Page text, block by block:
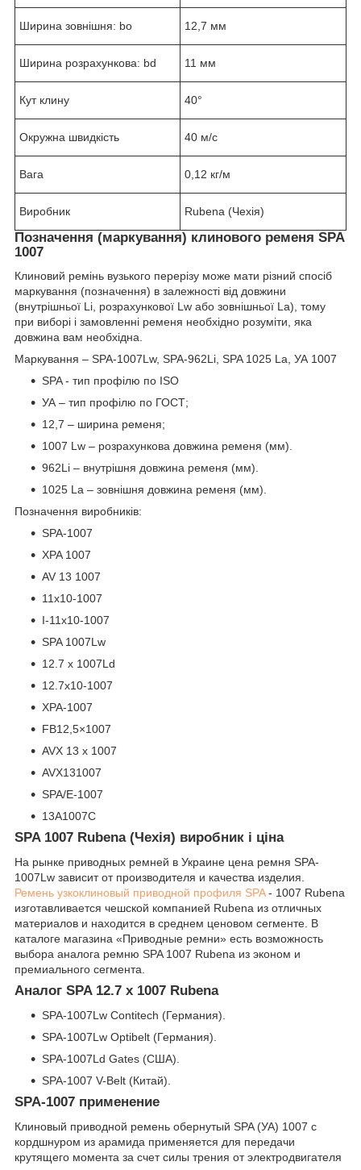
Ширина зовнішня: bo 12,7 мм
Ширина розрахункова: bd 11 мм
Кут клину 40°
Окружна швидкість 40 м/с
Вага 0,12 кг/м
Виробник Rubena (Чехія)
Позначення (маркування) клинового ременя SPA
1007
Клиновий ремінь вузького перерізу може мати різний спосіб
маркування (позначення) в залежності від довжини
(внутрішньої Li, розрахункової Lw або зовнішньої La), тому
при виборі і замовленні ременя необхідно розуміти, яка
довжина вам необхідна.
Маркування – SPA-1007Lw, SPA-962Li, SPA 1025 La, УА 1007
SPA - тип профілю по ISO
УА – тип профілю по ГОСТ;
12,7 – ширина ременя;
1007 Lw – розрахункова довжина ременя (мм).
962Li – внутрішня довжина ременя (мм).
1025 La – зовнішня довжина ременя (мм).
Позначення виробників:
SPA-1007
XPA 1007
AV 13 1007
11x10-1007
I-11х10-1007
SPA 1007Lw
12.7 x 1007Ld
12.7x10-1007
XPA-1007
FB12,5×1007
AVX 13 x 1007
AVX131007
ЅРА/E-1007
13А1007С
SPA 1007 Rubena (Чехія) виробник і ціна
На рынке приводных ремней в Украине цена ремня SPA-
1007Lw зависит от производителя и качества изделия.
Ремень узкоклиновый приводной профиля SPA- 1007 Rubena
изготавливается чешской компанией Rubena из отличных
материалов и находится в среднем ценовом сегменте. В
каталоге магазина «Приводные ремни» есть возможность
выбора аналога ремню SPA 1007 Rubena из эконом и
премиального сегмента.
Аналог SPA 12.7 x 1007 Rubena
SPA-1007Lw Contitech (Германия).
SPA-1007Lw Optibelt (Германия).
SPA-1007Ld Gates (США).
SPA-1007 V-Belt (Китай).
SPA-1007 применение
Клиновый приводной ремень обернутый SPA (УА) 1007 с
кордшнуром из арамида применяется для передачи
крутящего момента за счет силы трения от электродвигателя